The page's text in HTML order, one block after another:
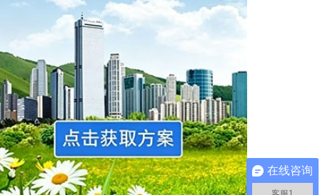
在线咨询